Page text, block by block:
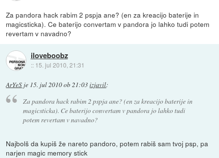
Za pandora hack rabim 2 pspja ane? (en za kreacijo baterije in
magicsticka). Ce baterijo convertam v pandora jo lahko tudi potem
revertam v navadno?
iloveboobz
:: 15. jul 2010, 21:31
ArYeS je 15. jul 2010 ob 21:03izjavil:
Za pandora hack rabim 2 pspja ane? (en za kreacijo baterije in
magicsticka). Ce baterijo convertam v pandora jo lahko tudi
potem revertam v navadno?
Najbolš da kupiš že nareto pandoro, potem rabiš sam tvoj psp, pa
narjen magic memory stick